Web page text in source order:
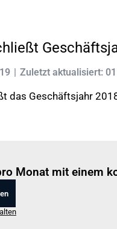
Zuletzt aktualisiert:
das Geschäftsjahr
Monat mit einem